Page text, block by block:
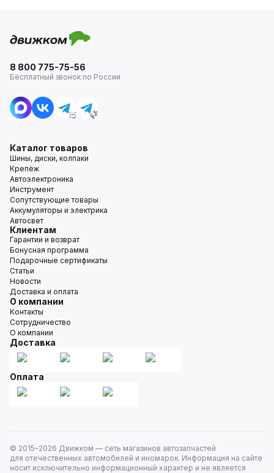
8 800 775-75-56
Бесплатный звонок по России
Каталог товаров
Шины, диски, колпаки
Крепёж
Автоэлектроника
Инструмент
Сопутствующие товары
Аккумуляторы и электрика
Автосвет
Клиентам
Гарантии и возврат
Бонусная программа
Подарочные сертификаты
Статьи
Новости
Доставка и оплата
О компании
Контакты
Сотрудничество
О компании
Доставка
Оплата
© 2015–2026 Движком — сеть магазинов автозапчастей
для отечественных автомобилей и иномарок. Информация на сайте
носит исключительно информационный характер и не является